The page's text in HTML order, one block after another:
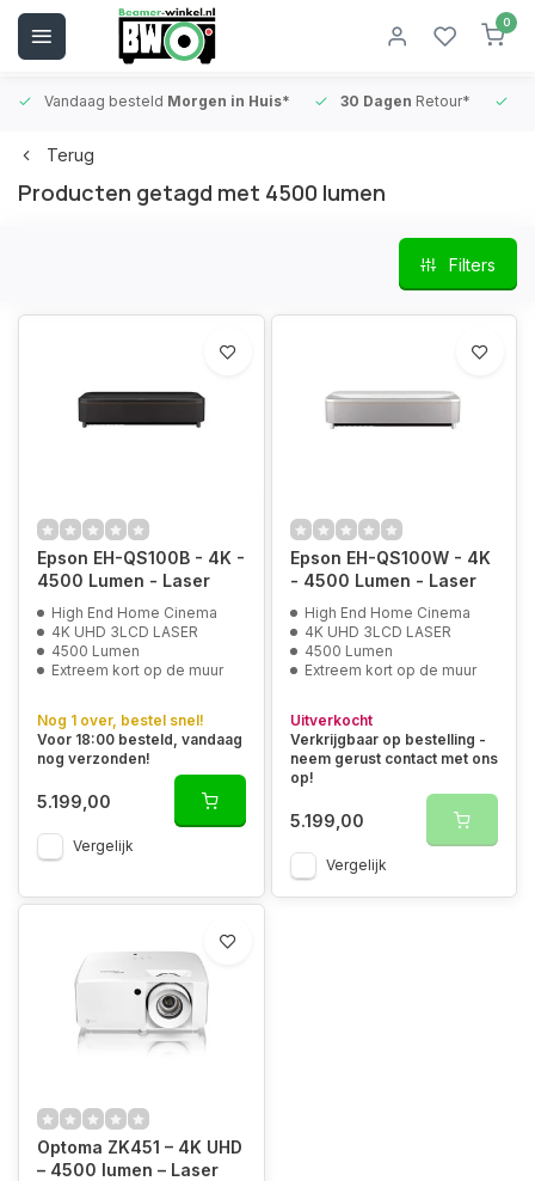
0
Vandaag besteld Morgen in Huis* 30 Dagen Retour*
Terug
Producten getagd met 4500 lumen
Filters
Epson EH-QS100B - 4K -
4500 Lumen - Laser
High End Home Cinema
4K UHD 3LCD LASER
4500 Lumen
Extreem kort op de muur
Nog 1 over, bestel snel!
Voor 18:00 besteld, vandaag
nog verzonden!
5.199,00
Vergelijk
Epson EH-QS100W - 4K
- 4500 Lumen - Laser
High End Home Cinema
4K UHD 3LCD LASER
4500 Lumen
Extreem kort op de muur
Uitverkocht
Verkrijgbaar op bestelling -
neem gerust contact met ons
op!
5.199,00
Vergelijk
Optoma ZK451 – 4K UHD
– 4500 lumen – Laser